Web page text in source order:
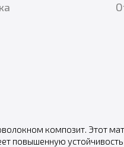
композит. Этот
повышенную